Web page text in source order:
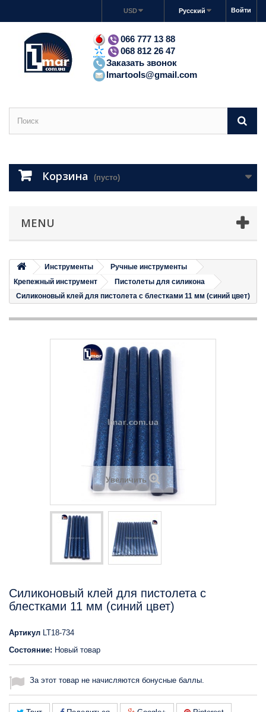
Войти
Русский
USD
066 777 13 88
068 812 26 47
Заказать звонок
lmartools@gmail.com
Корзина (пусто)
MENU
Инструменты
Ручные инструменты
Крепежный инструмент
Пистолеты для силикона
Силиконовый клей для пистолета с блестками 11 мм (синий цвет)
Увеличить
Силиконовый клей для пистолета с
блестками 11 мм (синий цвет)
Артикул LT18-734
Состояние: Новый товар
За этот товар не начисляются бонусные баллы.